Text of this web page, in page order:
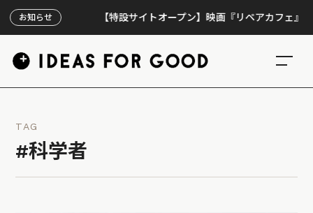
お知らせ 【特設サイトオープン】映画『リペアカフェ』、上映
TAG
#科学者